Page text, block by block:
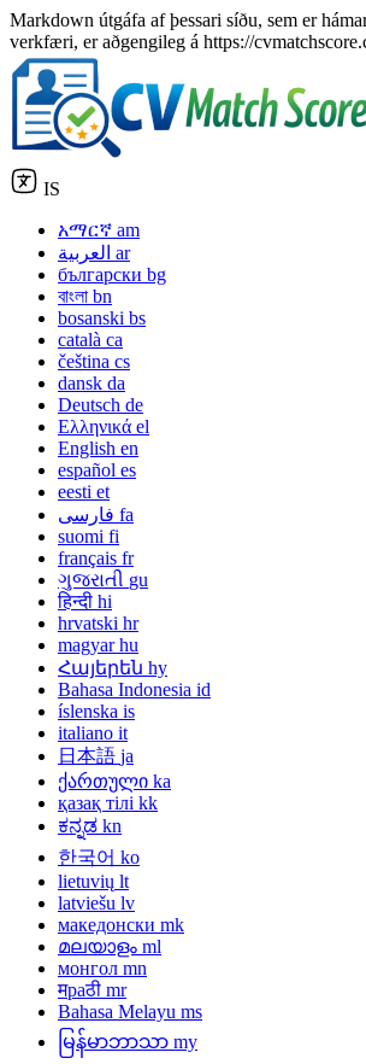
Markdown útgáfa af þessari síðu, sem er
verkfæri, er aðgengileg á https://
IS
አማርኛ am
العربية ar
български bg
বাংলা bn
bosanski bs
català ca
čeština cs
dansk da
Deutsch de
Ελληνικά el
English en
español es
eesti et
فارسی fa
suomi fi
français fr
ગુજરાતી gu
हिन्दी hi
hrvatski hr
magyar hu
Հայերեն hy
Bahasa Indonesia id
íslenska is
italiano it
日本語 ja
ქართული ka
қазақ тілі kk
ಕನ್ನಡ kn
한국어 ko
lietuvių lt
latviešu lv
македонски mk
മലയാളം ml
монгол mn
मраठी mr
Bahasa Melayu ms
မြန်မာဘာသာ my